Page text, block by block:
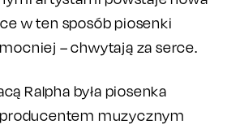
w ten sposób piosenki
– chwytają za serce.
Ralpha była piosenka
producentem muzycznym